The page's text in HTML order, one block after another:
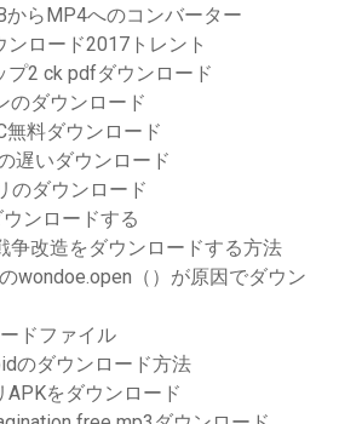
からMP4へのコンバーター
ロード2017トレント
プ2 ck pdfダウンロード
のダウンロード
無料ダウンロード
遅いダウンロード
のダウンロード
ンロードする
争改造をダウンロードする方法
wondoe.open（）が原因でダウン
ドファイル
のダウンロード方法
をダウンロード